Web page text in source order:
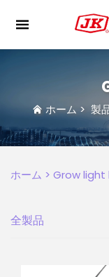
ホーム>製
ホーム > Grow light
全製品